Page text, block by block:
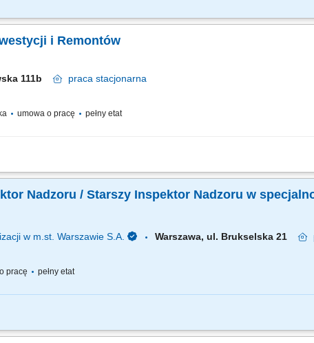
na budowie zgodnie z zatwierdzoną dokumentacją, przepisami BHP i p.poż.,
i Remontów
111b praca stacjonarna
umowa o pracę pełny etat
umowa o pracę, pełen etat, praca stacjonarna Twoje zadania: udział w
Nadzoru / Starszy Inspektor Nadzoru w
w m.st. Warszawie S.A. Warszawa, ul. Brukselska 21
pracę pełny etat
na budowie zgodnie z zatwierdzoną dokumentacją, przepisami BHP i p.poż.,